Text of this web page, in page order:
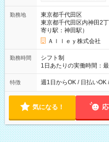
勤務地
東京都千代田区
東京都千代田区内神田2
寄り駅：神田駅）
Ａｌｌｅｙ株式会社
勤務時間
シフト制
1日あたりの実働時間：
実働時間：1-5時間 └上
能！ └平日・土曜日の中
18:00 などのように
特徴 週1日からOK / 日払いOK
気になる！